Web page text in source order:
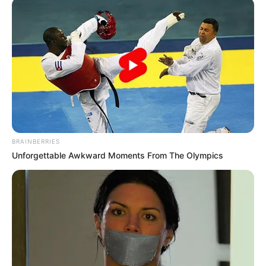
la orden de las autoridades por lo que agrede a un
funcionario en el rostro", indicó el coronel Sánchez en su
reporte.
El oficial informó queel uniformado que resultó herido
durante el procedimiento policial
se encuentra con
pronóstico reservado, mientras el agresor fue
judicializado y está siendo atendido por los médicos.
COMPARTIR
TEMAS RELACIONADOS
NOTICIAS MEDELLÍN
PALACIO DE JUSTICIA
ENFRENTAMIENTOS
POLICÍA NACIONAL
BRAINBERRIES
Unforgettable Awkward Moments From The Olympics